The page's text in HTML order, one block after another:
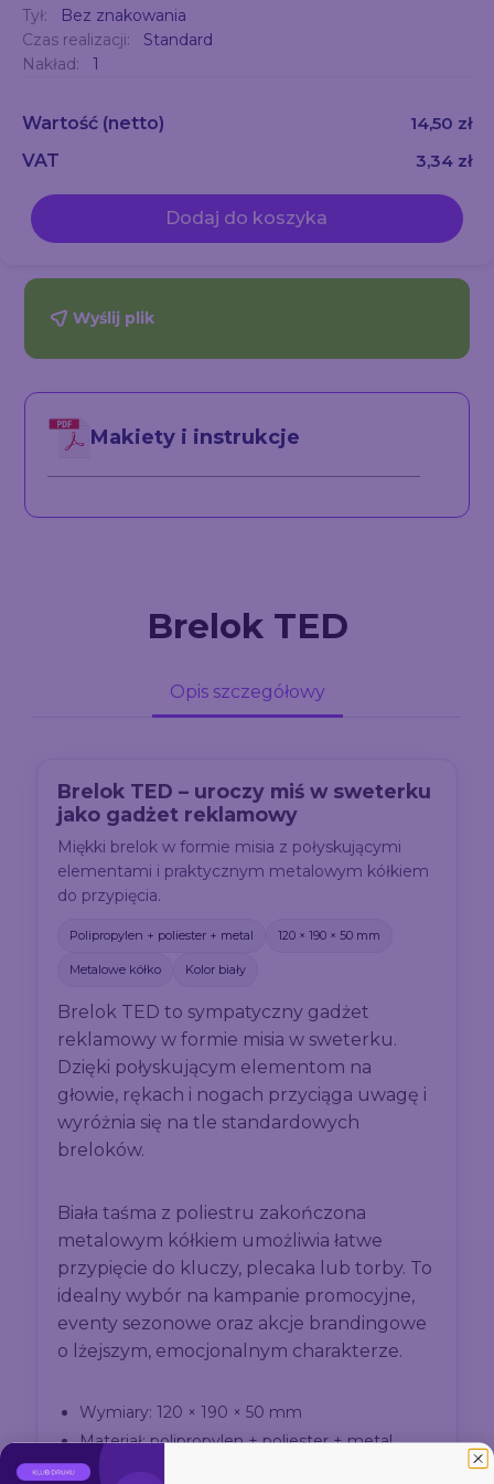
Tył:
Bez znakowania
Czas realizacji:
Standard
Nakład:
1
Wartość (netto)
14,50 zł
VAT
3,34 zł
Dodaj do koszyka
Wyślij plik
Makiety i instrukcje
Brelok TED
Opis szczegółowy
Brelok TED – uroczy miś w sweterku
jako gadżet reklamowy
Miękki brelok w formie misia z połyskującymi
elementami i praktycznym metalowym kółkiem
do przypięcia.
Polipropylen + poliester + metal 120 × 190 × 50 mm
Metalowe kółko Kolor biały
Brelok TED to sympatyczny gadżet
reklamowy w formie misia w sweterku.
Dzięki połyskującym elementom na
głowie, rękach i nogach przyciąga uwagę i
wyróżnia się na tle standardowych
breloków.
Biała taśma z poliestru zakończona
metalowym kółkiem umożliwia łatwe
przypięcie do kluczy, plecaka lub torby. To
idealny wybór na kampanie promocyjne,
eventy sezonowe oraz akcje brandingowe
o lżejszym, emocjonalnym charakterze.
Wymiary: 120 × 190 × 50 mm
Materiał: polipropylen + poliester + metal
Kolor: biały